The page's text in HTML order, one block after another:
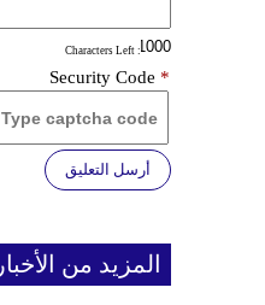
: Characters Left
Security Code *
أرسل التعليق
المزيد من الأخبار